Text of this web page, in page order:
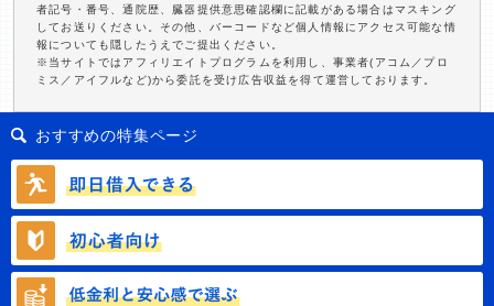
者記号・番号、通院歴、臓器提供意思確認欄に記載がある場合はマスキング
してお送りください。その他、バーコードなど個人情報にアクセス可能な情
報についても隠したうえでご提出ください。
※当サイトではアフィリエイトプログラムを利用し、事業者(アコム／プロ
ミス／アイフルなど)から委託を受け広告収益を得て運営しております。
おすすめの特集ページ